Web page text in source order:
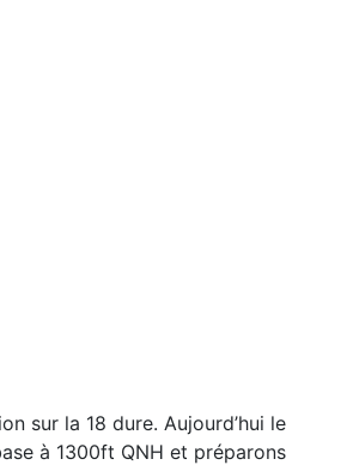
sur la 18 dure. Aujourd’hui le
à 1300ft QNH et préparons